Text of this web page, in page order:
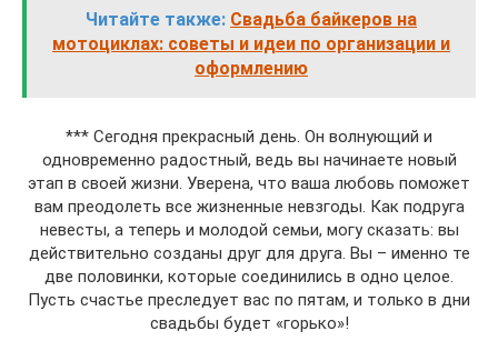
Читайте также: Свадьба байкеров на
мотоциклах: советы и идеи по организации и
оформлению
*** Сегодня прекрасный день. Он волнующий и
одновременно радостный, ведь вы начинаете новый
этап в своей жизни. Уверена, что ваша любовь поможет
вам преодолеть все жизненные невзгоды. Как подруга
невесты, а теперь и молодой семьи, могу сказать: вы
действительно созданы друг для друга. Вы – именно те
две половинки, которые соединились в одно целое.
Пусть счастье преследует вас по пятам, и только в дни
свадьбы будет «горько»!